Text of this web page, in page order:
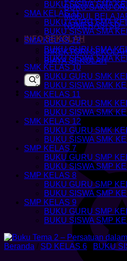
BUKU SAKU
MODUL
NUMERASI SD
INFO SEKOLAH
DIREKTORI
BIAYA SEKOLAH
BUKU SISWA SMA
SMA KELAS 11
BUKU GURU SMA
BUKU SISWA SMA
SMA KELAS 12
BUKU GURU SMA
BUKU SISWA SMA
SMK KELAS 10
BUKU GURU SMK
BUKU SISWA SMK
SMK KELAS 11
BUKU GURU SMK
BUKU SISWA SMK
SMK KELAS 12
BUKU GURU SMK
BUKU SISWA SMK
SMP KELAS 7
BUKU GURU SMP
BUKU SISWA SMP
SMP KELAS 8
BUKU GURU SMP
BUKU SISWA SMP
SMP KELAS 9
BUKU GURU SMP
BUKU SISWA SMP
Beranda / SD KELAS 6 BUKU